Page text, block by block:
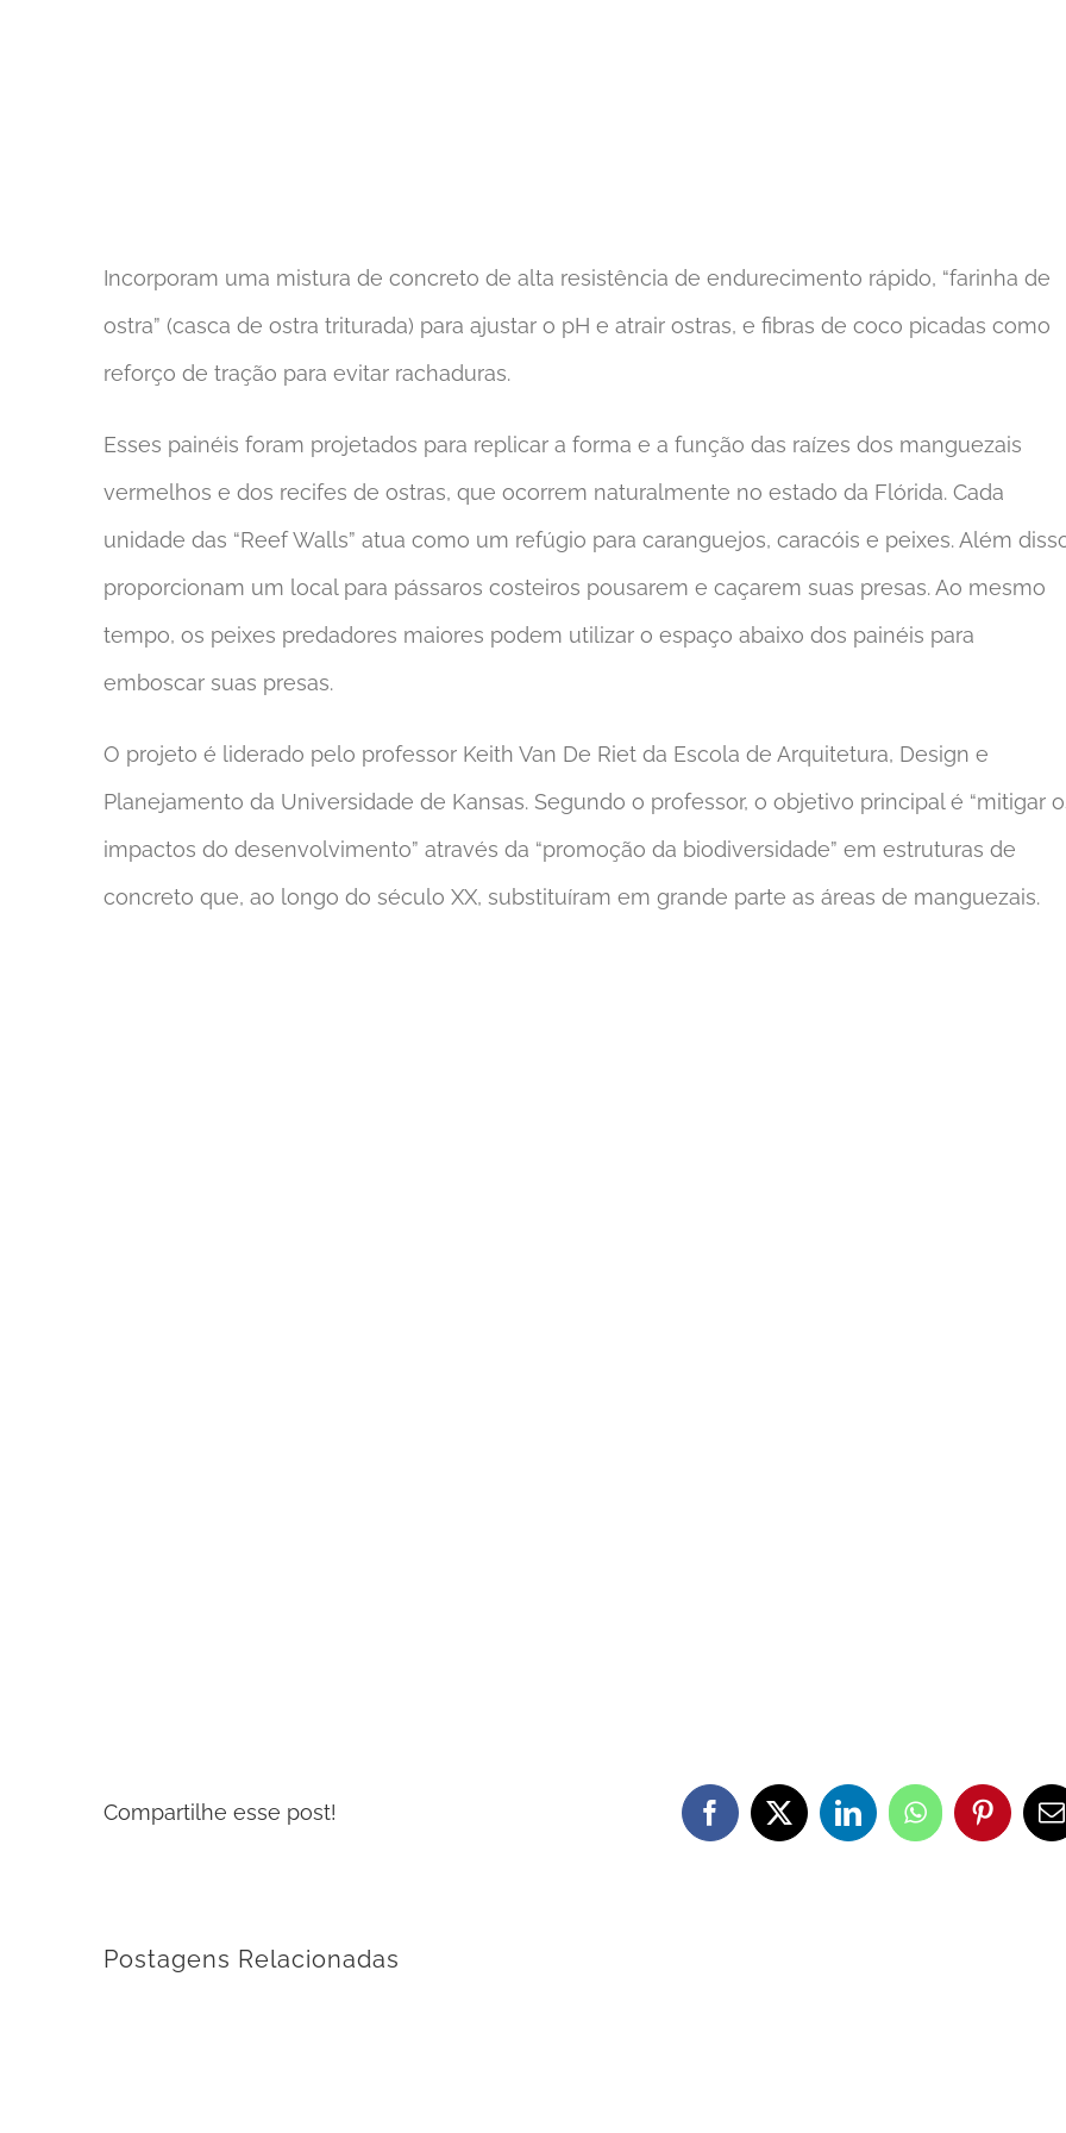
Incorporam uma mistura de concreto de alta resistência de endurecimento rápido, “farinha de
ostra” (casca de ostra triturada) para ajustar o pH e atrair ostras, e fibras de coco picadas como
reforço de tração para evitar rachaduras.
Esses painéis foram projetados para replicar a forma e a função das raízes dos manguezais
vermelhos e dos recifes de ostras, que ocorrem naturalmente no estado da Flórida. Cada
unidade das “Reef Walls” atua como um refúgio para caranguejos, caracóis e peixes. Além
proporcionam um local para pássaros costeiros pousarem e caçarem suas presas. Ao mesmo
tempo, os peixes predadores maiores podem utilizar o espaço abaixo dos painéis para
emboscar suas presas.
O projeto é liderado pelo professor Keith Van De Riet da Escola de Arquitetura, Design e
Planejamento da Universidade de Kansas. Segundo o professor, o objetivo principal é “mitigar
impactos do desenvolvimento” através da “promoção da biodiversidade” em estruturas de
concreto que, ao longo do século XX, substituíram em grande parte as áreas de manguezais.
Compartilhe esse post! Facebook
X LinkedInWhatsApp
Postagens Relacionadas